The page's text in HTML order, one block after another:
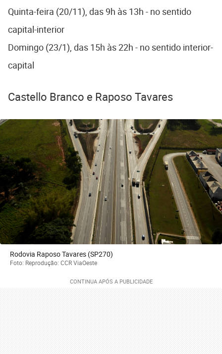
Quinta-feira (20/11), das 9h às 13h - no sentido
capital-interior
Domingo (23/1), das 15h às 22h - no sentido interior-
capital
Castello Branco e Raposo Tavares
Rodovia Raposo Tavares (SP270)
Foto: Reprodução: CCR ViaOeste